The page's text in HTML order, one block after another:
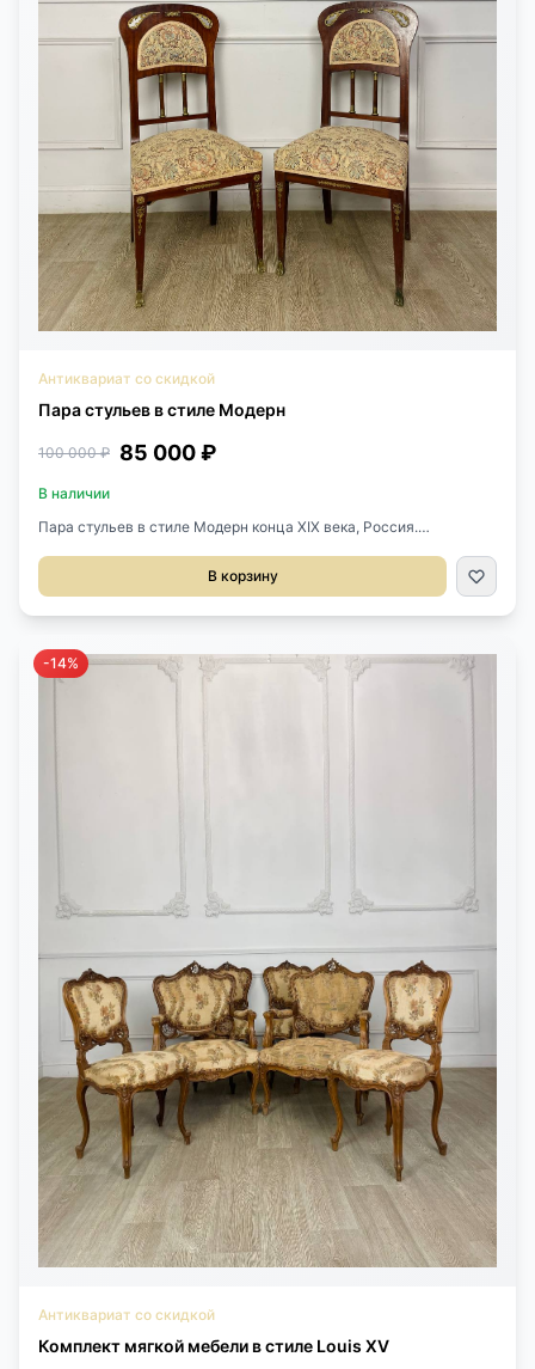
Антиквариат со скидкой
Пара стульев в стиле Модерн
100 000 ₽ 85 000 ₽
В наличии
Пара стульев в стиле Модерн конца XIX века, Россия.
фурнитура. Размер 44х46х94/44h см. Цена за пару.
В корзину
-14%
Антиквариат со скидкой
Комплект мягкой мебели в стиле Louis XV